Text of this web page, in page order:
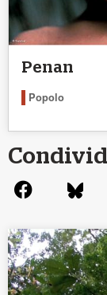
Penan
Popolo